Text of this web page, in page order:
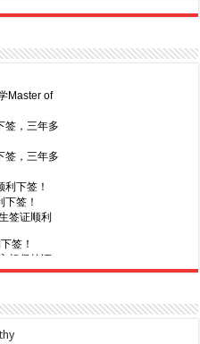
签，三年多
，三年多
利下签！
签！
签证顺利
签！
担保签证
利下签！
利下签！
签！
学Bachelor
利下签！
签证顺利
签！